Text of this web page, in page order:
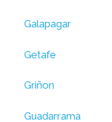
Galapagar
Getafe
Griñon
Guadarrama